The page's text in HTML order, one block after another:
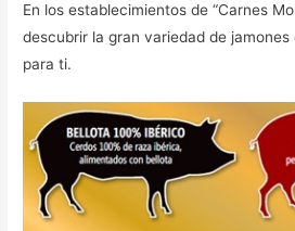
En los establecimientos de “Carnes
descubrir la gran variedad de
para ti.